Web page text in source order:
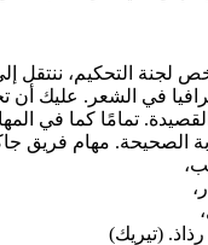
لجنة التحكيم، ننتقل
في الشعر. عليك أن
تمامًا كما في
الصحيحة. مهام فريق
(تيريك)